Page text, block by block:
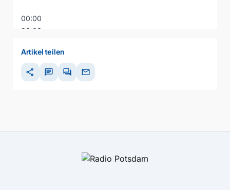
00:00
00:00
Artikel teilen
share chat forum mail